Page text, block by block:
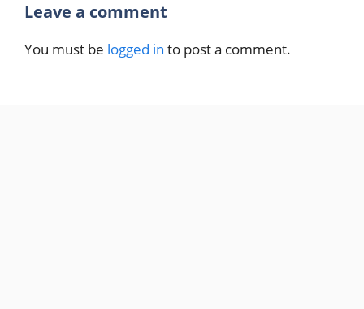
Leave a comment
You must be logged in to post a comment.